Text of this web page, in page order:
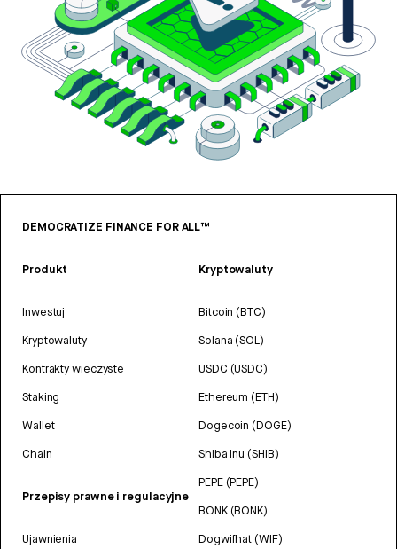
DEMOCRATIZE FINANCE FOR ALL™
Produkt
Inwestuj
Kryptowaluty
Kontrakty wieczyste
Staking
Wallet
Chain
Przepisy prawne i regulacyjne
Ujawnienia
Kryptowaluty
Bitcoin (BTC)
Solana (SOL)
USDC (USDC)
Ethereum (ETH)
Dogecoin (DOGE)
Shiba Inu (SHIB)
PEPE (PEPE)
BONK (BONK)
Dogwifhat (WIF)